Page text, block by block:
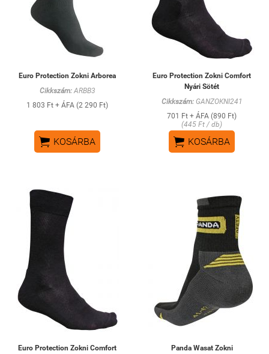
Euro Protection Zokni Arborea
Cikkszám:ARBB3
1 803 Ft + ÁFA (2 290 Ft)
 KOSÁRBA
Euro Protection Zokni Comfort
Nyári Sötét
Cikkszám:GANZOKNI241
701 Ft + ÁFA (890 Ft)
(445 Ft / db)
 KOSÁRBA
Euro Protection Zokni Comfort
Panda Wasat Zokni